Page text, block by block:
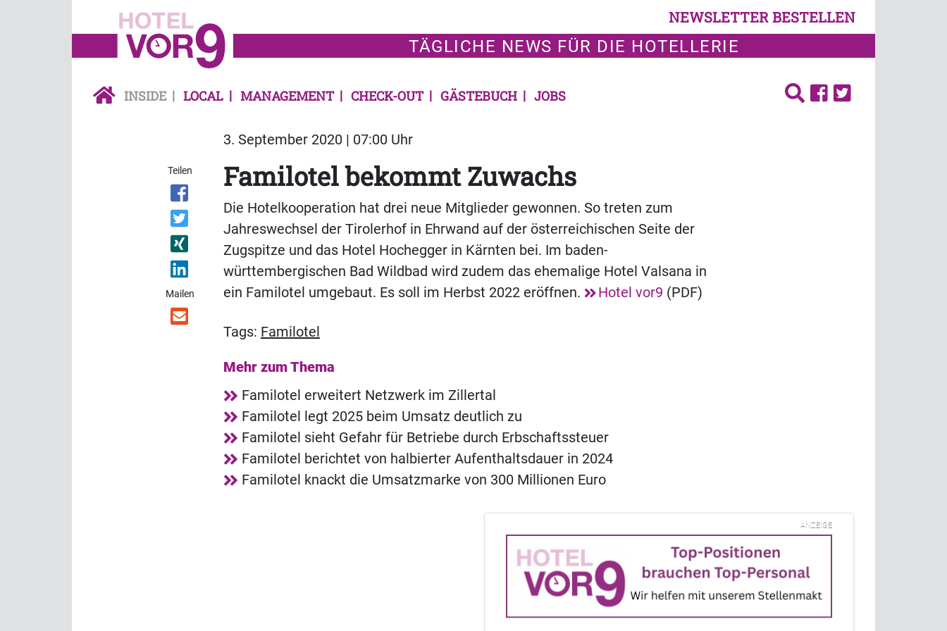
NEWSLETTER BESTELLEN
TÄGLICHE NEWS FÜR DIE HOTELLERIE
INSIDE LOCAL MANAGEMENT CHECK-OUT GÄSTEBUCH JOBS
3. September 2020 | 07:00 Uhr
Teilen
Mailen
Familotel bekommt Zuwachs
Die Hotelkooperation hat drei neue Mitglieder gewonnen. So treten zum
Jahreswechsel der Tirolerhof in Ehrwand auf der österreichischen Seite der
Zugspitze und das Hotel Hochegger in Kärnten bei. Im baden-
württembergischen Bad Wildbad wird zudem das ehemalige Hotel Valsana in
ein Familotel umgebaut. Es soll im Herbst 2022 eröffnen.
Hotel vor9 (PDF)
Tags: Familotel
Mehr zum Thema
Familotel erweitert Netzwerk im Zillertal
Familotel legt 2025 beim Umsatz deutlich zu
Familotel sieht Gefahr für Betriebe durch Erbschaftssteuer
Familotel berichtet von halbierter Aufenthaltsdauer in 2024
Familotel knackt die Umsatzmarke von 300 Millionen Euro
ANZEIGE